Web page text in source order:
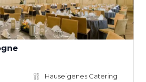
Hauseigenes Catering